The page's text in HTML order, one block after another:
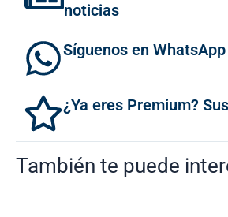
noticias
Síguenos en
¿Ya eres Premium?
También te puede